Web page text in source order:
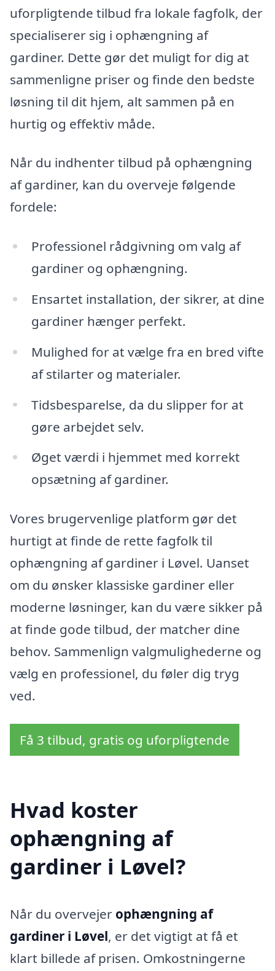
uforpligtende tilbud fra lokale fagfolk, der
specialiserer sig i ophængning af
gardiner. Dette gør det muligt for dig at
sammenligne priser og finde den bedste
løsning til dit hjem, alt sammen på en
hurtig og effektiv måde.
Når du indhenter tilbud på ophængning
af gardiner, kan du overveje følgende
fordele:
Professionel rådgivning om valg af
gardiner og ophængning.
Ensartet installation, der sikrer, at dine
gardiner hænger perfekt.
Mulighed for at vælge fra en bred vifte
af stilarter og materialer.
Tidsbesparelse, da du slipper for at
gøre arbejdet selv.
Øget værdi i hjemmet med korrekt
opsætning af gardiner.
Vores brugervenlige platform gør det
hurtigt at finde de rette fagfolk til
ophængning af gardiner i Løvel. Uanset
om du ønsker klassiske gardiner eller
moderne løsninger, kan du være sikker på
at finde gode tilbud, der matcher dine
behov. Sammenlign valgmulighederne og
vælg en professionel, du føler dig tryg
ved.
Få 3 tilbud, gratis og uforpligtende
Hvad koster
ophængning af
gardiner i Løvel?
Når du overvejer ophængning af
gardiner i Løvel, er det vigtigt at få et
klart billede af prisen. Omkostningerne